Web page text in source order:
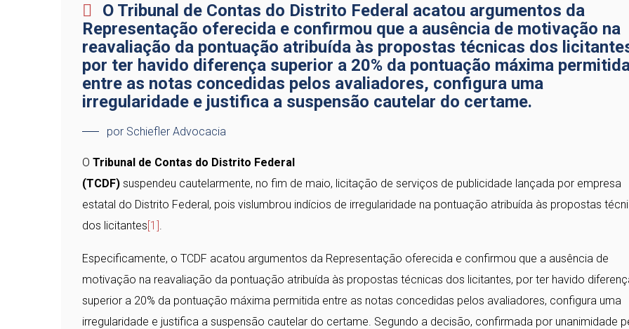
O Tribunal de Contas do Distrito Federal acatou argumentos da
Representação oferecida e confirmou que a ausência de motivação na
reavaliação da pontuação atribuída às propostas técnicas dos
por ter havido diferença superior a 20% da pontuação máxima
entre as notas concedidas pelos avaliadores, configura uma
irregularidade e justifica a suspensão cautelar do certame.
por Schiefler Advocacia
O Tribunal de Contas do Distrito Federal
(TCDF) suspendeu cautelarmente, no fim de maio, licitação de serviços de publicidade lançada por empresa
estatal do Distrito Federal, pois vislumbrou indícios de irregularidade na pontuação atribuída às propostas
dos licitantes[1].
Especificamente, o TCDF acatou argumentos da Representação oferecida e confirmou que a ausência de
motivação na reavaliação da pontuação atribuída às propostas técnicas dos licitantes, por ter havido
superior a 20% da pontuação máxima permitida entre as notas concedidas pelos avaliadores, configura uma
irregularidade e justifica a suspensão cautelar do certame. Segundo a decisão, confirmada por unanimidade